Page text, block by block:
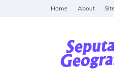
Home About